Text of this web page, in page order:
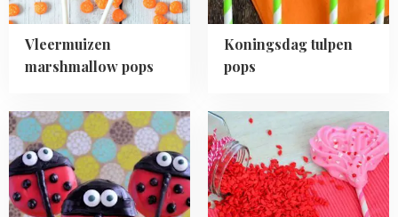
Vleermuizen
marshmallow pops
Koningsdag tulpen
pops
Read
more
about
Lieveheersbeestjes
Oreo
Read
more
about
Valentijn
meringue